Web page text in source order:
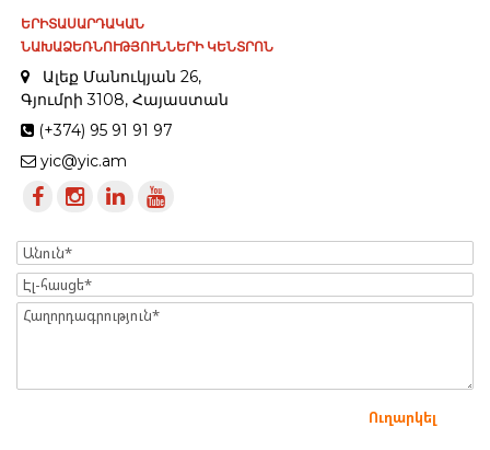
ԵՐԻՏԱՍԱՐԴԱԿԱՆ
ՆԱԽԱՁԵՌՆՈՒԹՅՈՒՆՆԵՐԻ ԿԵՆՏՐՈՆ
Ալեք Մանուկյան 26,
Գյումրի 3108, Հայաստան
(+374) 95 91 91 97
yic@yic.am
Name
Էլ-
հասցե
Message